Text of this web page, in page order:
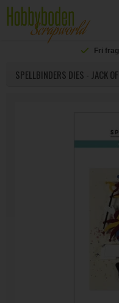
Fri
SPELLBINDERS DIES - JACK